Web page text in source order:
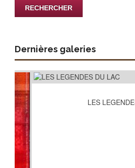
Dernières galeries
LES LEGENDES